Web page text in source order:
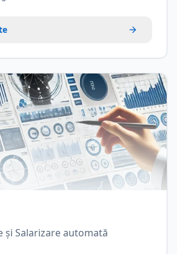
și Salarizare automată